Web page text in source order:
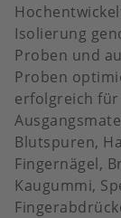
Isolierung
Proben und
Proben
erfolgreich für
Blutspuren,
Fingernägel,
Kaugummi,